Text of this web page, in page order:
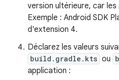
version ultérieure, car
Exemple : Android SDK
d'extension 4.
Déclarez les valeurs
build.gradle.kts ou
application :